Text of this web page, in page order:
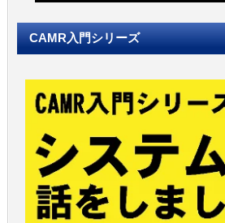
CAMR入門シリーズ